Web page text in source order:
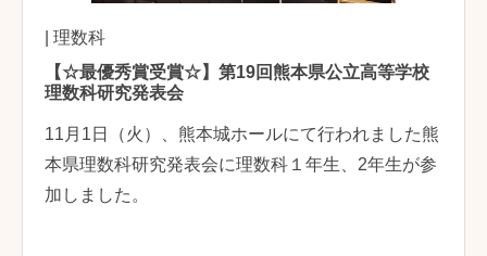
| 理数科
【☆最優秀賞受賞☆】第19回熊本県公立高等学校
理数科研究発表会
11月1日（火）、熊本城ホールにて行われました熊
本県理数科研究発表会に理数科１年生、2年生が参
加しました。